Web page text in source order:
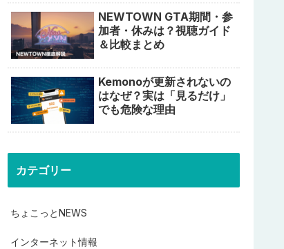
NEWTOWN GTA期間・参
加者・休みは？視聴ガイド
＆比較まとめ
Kemonoが更新されないの
はなぜ？実は「見るだけ」
でも危険な理由
カテゴリー
ちょこっとNEWS
インターネット情報